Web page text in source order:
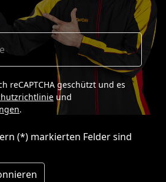
reCAPTCHA geschützt und es
und
.
(*) markierten Felder sind